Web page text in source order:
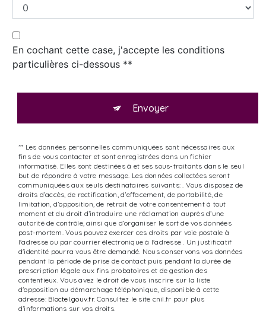
En cochant cette case, j'accepte les conditions
particulières ci-dessous **
Envoyer
** Les données personnelles communiquées sont nécessaires aux
fins de vous contacter et sont enregistrées dans un fichier
informatisé. Elles sont destinées à et ses sous-traitants dans le seul
but de répondre à votre message. Les données collectées seront
communiquées aux seuls destinataires suivants: . Vous disposez de
droits d’accès, de rectification, d’effacement, de portabilité, de
limitation, d’opposition, de retrait de votre consentement à tout
moment et du droit d’introduire une réclamation auprès d’une
autorité de contrôle, ainsi que d’organiser le sort de vos données
post-mortem. Vous pouvez exercer ces droits par voie postale à
l'adresse ou par courrier électronique à l'adresse . Un justificatif
d'identité pourra vous être demandé. Nous conservons vos données
pendant la période de prise de contact puis pendant la durée de
prescription légale aux fins probatoires et de gestion des
contentieux. Vous avez le droit de vous inscrire sur la liste
d'opposition au démarchage téléphonique, disponible à cette
adresse: Bloctel.gouv.fr. Consultez le site cnil.fr pour plus
d’informations sur vos droits.